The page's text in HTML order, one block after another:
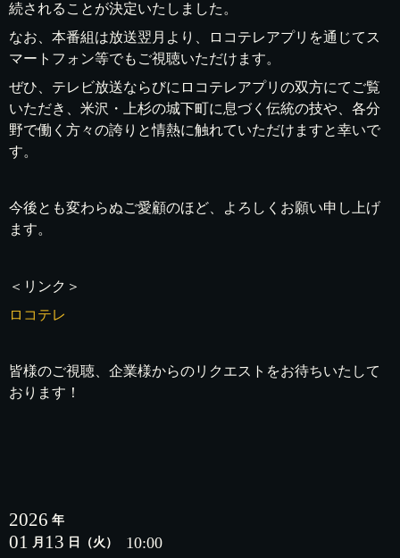
続されることが決定いたしました。
なお、本番組は放送翌月より、ロコテレアプリを通じてス
マートフォン等でもご視聴いただけます。
ぜひ、テレビ放送ならびにロコテレアプリの双方にてご覧
いただき、米沢・上杉の城下町に息づく伝統の技や、各分
野で働く方々の誇りと情熱に触れていただけますと幸いで
す。
今後とも変わらぬご愛顧のほど、よろしくお願い申し上げ
ます。
＜リンク＞
ロコテレ
皆様のご視聴、企業様からのリクエストをお待ちいたして
おります！
2026 年
01 月 13 日 （火） 10:00